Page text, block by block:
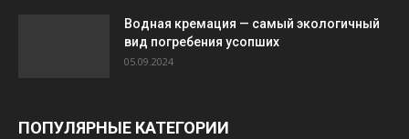
Водная кремация — самый экологичный
вид погребения усопших
05.09.2024
ПОПУЛЯРНЫЕ КАТЕГОРИИ